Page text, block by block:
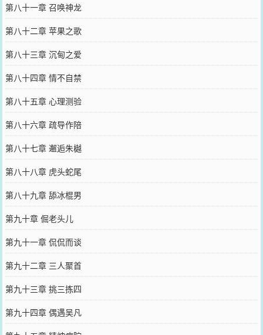
第八十一章 召唤神龙
第八十二章 苹果之歌
第八十三章 沉甸之爱
第八十四章 情不自禁
第八十五章 心理测验
第八十六章 疏导作陪
第八十七章 邂逅朱樾
第八十八章 虎头蛇尾
第八十九章 舔冰棍男
第九十章 倔老头儿
第九十一章 侃侃而谈
第九十二章 三人聚首
第九十三章 挑三拣四
第九十四章 偶遇吴凡